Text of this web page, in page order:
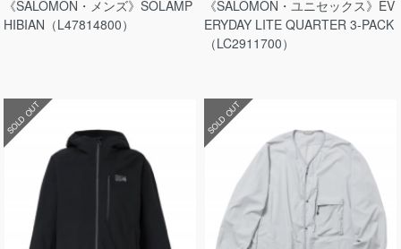
《SALOMON・メンズ》SOLAMP
HIBIAN（L47814800）
《SALOMON・ユニセックス》EV
ERYDAY LITE QUARTER 3-PACK
（LC2911700）
SOLD OUT SOLD OUT